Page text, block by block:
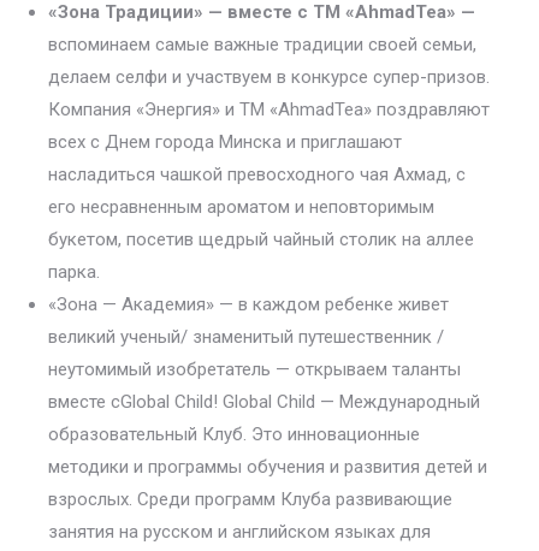
«Зона Традиции» — вместе с ТМ «AhmadTea» —
вспоминаем самые важные традиции своей семьи,
делаем селфи и участвуем в конкурсе супер-призов.
Компания «Энергия» и ТМ «AhmadTea» поздравляют
всех с Днем города Минска и приглашают
насладиться чашкой превосходного чая Ахмад, с
его несравненным ароматом и неповторимым
букетом, посетив щедрый чайный столик на аллее
парка.
«Зона — Академия» — в каждом ребенке живет
великий ученый/ знаменитый путешественник /
неутомимый изобретатель — открываем таланты
вместе сGlobal Child! Global Child — Международный
образовательный Клуб. Это инновационные
методики и программы обучения и развития детей и
взрослых. Среди программ Клуба развивающие
занятия на русском и английском языках для